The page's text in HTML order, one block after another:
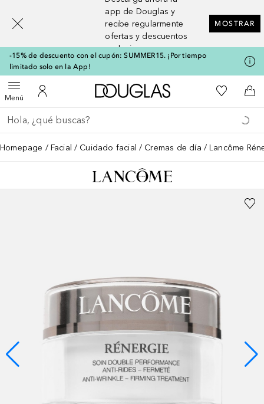
app de Douglas y
recibe regularmente
ofertas y descuentos
exclusivos
MOSTRAR
-15% de descuento con el cupón: SUMMER15. ¡Por tiempo
limitado solo en la App!
MenúAbrir menúMi cuenta
A Douglas HomeMi lista de
A
Regresar
Ejecutar búsqueda
Homepage Facial Cuidado facial Cremas de día Lancôme
[navigation.slideout.screenreader]